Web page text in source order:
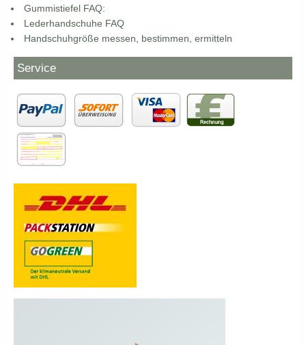
Gummistiefel FAQ:
Lederhandschuhe FAQ
Handschuhgröße messen, bestimmen, ermitteln
Service